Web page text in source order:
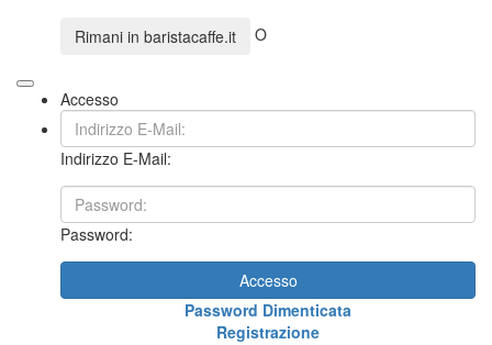
Rimani in baristacaffe.it O
Accesso
Indirizzo E-Mail:
Password:
Accesso
Password Dimenticata
Registrazione